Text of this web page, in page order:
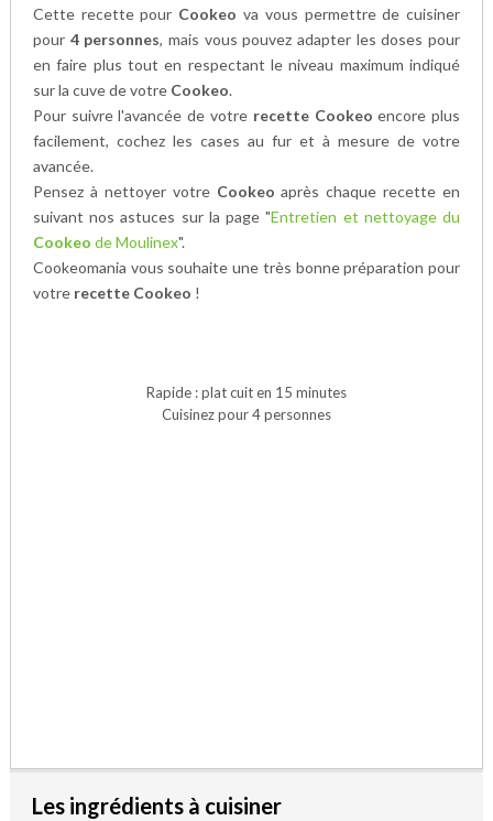
Cette recette pour Cookeo va vous permettre de cuisiner
pour 4 personnes, mais vous pouvez adapter les doses pour
en faire plus tout en respectant le niveau maximum indiqué
sur la cuve de votre Cookeo.
Pour suivre l'avancée de votre recette Cookeo encore plus
facilement, cochez les cases au fur et à mesure de votre
avancée.
Pensez à nettoyer votre Cookeo après chaque recette en
suivant nos astuces sur la page "Entretien et nettoyage du
Cookeo de Moulinex".
Cookeomania vous souhaite une très bonne préparation pour
votre recette Cookeo !
Rapide : plat cuit en 15 minutes
Cuisinez pour 4 personnes
Les ingrédients à cuisiner